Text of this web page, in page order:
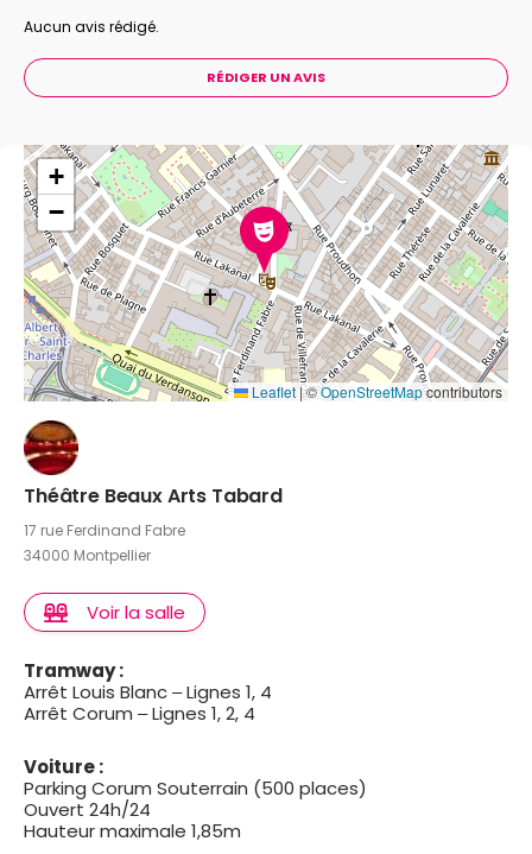
Aucun avis rédigé.
RÉDIGER UN AVIS
+
−
Leaflet |©OpenStreetMapcontributors
Théâtre Beaux Arts Tabard
17 rue Ferdinand Fabre
34000 Montpellier
Voir la salle
Tramway :
Arrêt Louis Blanc – Lignes 1, 4
Arrêt Corum – Lignes 1, 2, 4
Voiture :
Parking Corum Souterrain (500 places)
Ouvert 24h/24
Hauteur maximale 1,85m